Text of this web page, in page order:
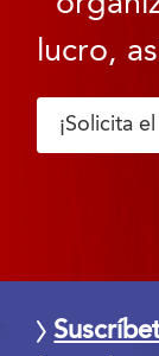
lucro,
¡Solicita